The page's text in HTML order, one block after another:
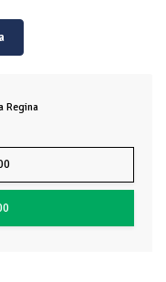
Regina